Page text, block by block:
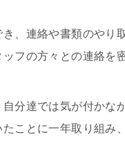
、連絡や書類のやり
フの方々との連絡を
分達では気が付かな
ことに一年取り組み